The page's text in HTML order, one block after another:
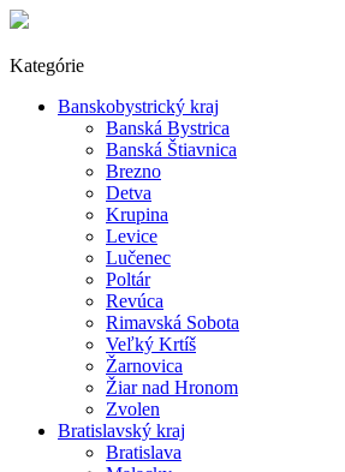
Kategórie
Banskobystrický kraj
Banská Bystrica
Banská Štiavnica
Brezno
Detva
Krupina
Levice
Lučenec
Poltár
Revúca
Rimavská Sobota
Veľký Krtíš
Žarnovica
Žiar nad Hronom
Zvolen
Bratislavský kraj
Bratislava